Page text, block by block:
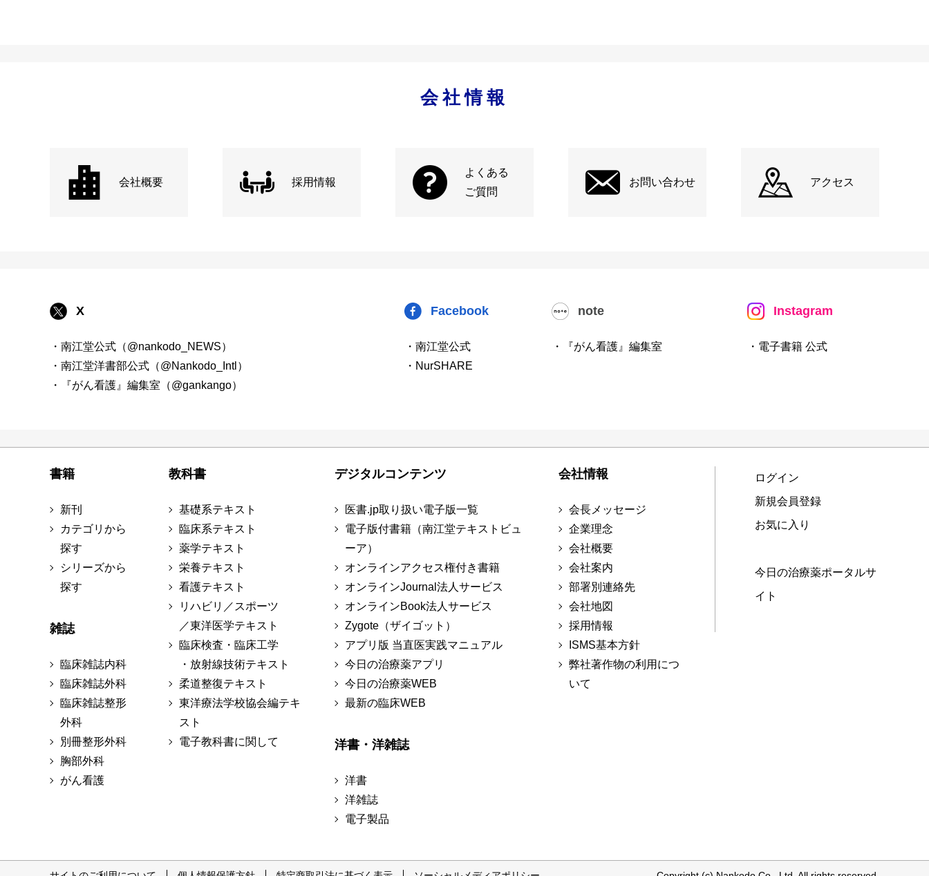
会社情報
会社概要 採用情報
よくある
ご質問
お問い合わせ アクセス
X
・南江堂公式（@nankodo_NEWS）
・南江堂洋書部公式（@Nankodo_Intl）
・『がん看護』編集室（@gankango）
Facebook
・南江堂公式
・NurSHARE
note
・『がん看護』編集室
Instagram
・電子書籍 公式
書籍
新刊
カテゴリから
探す
シリーズから
探す
雑誌
臨床雑誌内科
臨床雑誌外科
臨床雑誌整形
外科
別冊整形外科
胸部外科
がん看護
教科書
基礎系テキスト
臨床系テキスト
薬学テキスト
栄養テキスト
看護テキスト
リハビリ／スポーツ
／東洋医学テキスト
臨床検査・臨床工学
・放射線技術テキスト
柔道整復テキスト
東洋療法学校協会編テキ
スト
電子教科書に関して
デジタルコンテンツ
医書.jp取り扱い電子版一覧
電子版付書籍（南江堂テキストビュ
ーア）
オンラインアクセス権付き書籍
オンラインJournal法人サービス
オンラインBook法人サービス
Zygote（ザイゴット）
アプリ版 当直医実践マニュアル
今日の治療薬アプリ
今日の治療薬WEB
最新の臨床WEB
洋書・洋雑誌
洋書
洋雑誌
電子製品
会社情報
会長メッセージ
企業理念
会社概要
会社案内
部署別連絡先
会社地図
採用情報
ISMS基本方針
弊社著作物の利用につ
いて
ログイン
新規会員登録
お気に入り
今日の治療薬ポータルサ
イト